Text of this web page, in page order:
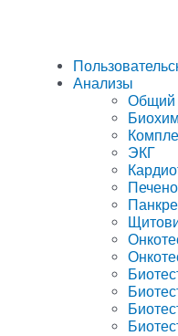
Анализы
Общий
ЭКГ